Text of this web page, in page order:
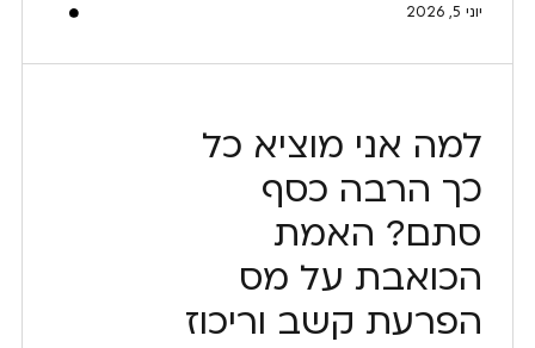
יוני 5, 2026
למה אני מוציא כל
כך הרבה כסף
סתם? האמת
הכואבת על מס
הפרעת קשב וריכוז